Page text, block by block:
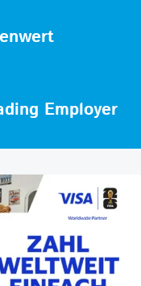
Employer